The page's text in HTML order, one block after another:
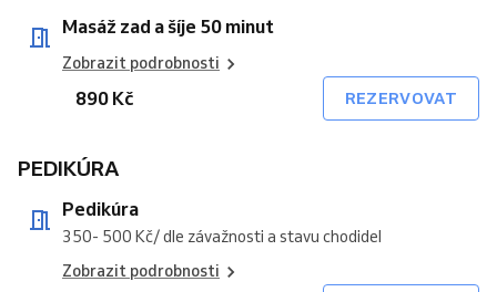
Masáž zad a šíje 50 minut
Zobrazit podrobnosti
890 Kč REZERVOVAT
PEDIKÚRA
Pedikúra
350- 500 Kč/ dle závažnosti a stavu chodidel
Zobrazit podrobnosti